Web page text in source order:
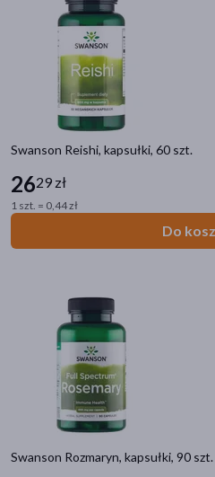
Swanson Reishi, kapsułki, 60 szt.
2629 zł
1 szt. = 0,44 zł
Do
Swanson Rozmaryn, kapsułki, 90 szt.